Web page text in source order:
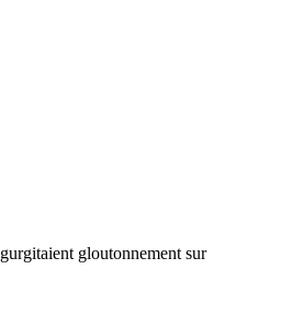
gloutonnement sur